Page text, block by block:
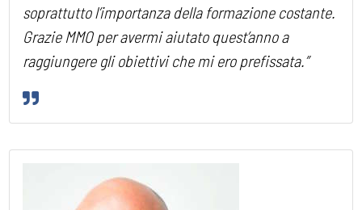
soprattutto l’importanza della formazione costante.
Grazie MMO per avermi aiutato quest’anno a
raggiungere gli obiettivi che mi ero prefissata.”